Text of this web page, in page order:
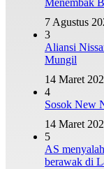
Menembak
7 Agustus
3
Aliansi
Mungil
14 Maret
4
Sosok New
14 Maret
5
AS
berawak di